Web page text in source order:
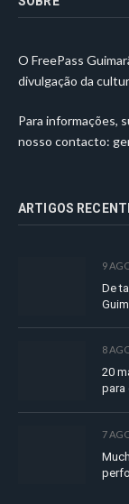
O FreePass
divulgação da
Para informações,
nosso contacto:
ARTIGOS
9
De
8
20
para
7